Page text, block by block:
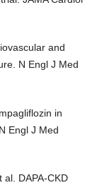
and
N Engl J Med
in
Engl J Med
al. DAPA-CKD